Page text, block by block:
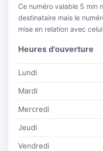
Ce numéro valable 5 min
destinataire mais le
mise en relation avec
Heures d'ouverture
Lundi
Mardi
Mercredi
Jeudi
Vendredi